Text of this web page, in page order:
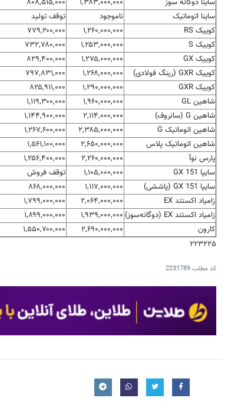
ساینا اتوماتیک
ناموجود توقف تولید
کوییک RS
۱,۲۶۰,۰۰۰,۰۰۰ ۷۷۹,۲۰۰,۰۰۰
کوییک S
۱,۲۵۳,۰۰۰,۰۰۰ ۷۳۲,۷۸۰,۰۰۰
کوییک GX
۱,۲۷۵,۰۰۰,۰۰۰ ۸۲۹,۴۰۰,۰۰۰
کوییک GXR (رینگ فولادی)
۱,۲۶۸,۰۰۰,۰۰۰ ۷۹۷,۸۳۱,۰۰۰
کوییک GXR
۱,۲۹۰,۰۰۰,۰۰۰ ۸۲۵,۹۱۱,۰۰۰
شاهین GL
۱,۹۶۰,۰۰۰,۰۰۰ ۱,۱۱۹,۳۰۰,۰۰۰
شاهین G (سانروف)
۲,۱۱۴,۰۰۰,۰۰۰ ۱,۱۴۴,۹۰۰,۰۰۰
شاهین اتوماتیک G
۲,۳۸۵,۰۰۰,۰۰۰ ۱,۲۶۷,۶۰۰,۰۰۰
شاهین اتوماتیک پلاس
۲,۶۵۰,۰۰۰,۰۰۰ ۱,۵۶۱,۱۰۰,۰۰۰
پارس نوآ
۲,۲۶۰,۰۰۰,۰۰۰ ۱,۲۵۶,۴۰۰,۰۰۰
سایپا 151 GX
۱,۱۰۵,۰۰۰,۰۰۰ توقف فروش
سایپا 151 GX (پاششی)
۱,۱۱۷,۰۰۰,۰۰۰ ۸۶۸,۰۰۰,۰۰۰
زامیاد اکستند EX
۲,۰۶۴,۰۰۰,۰۰۰ ۱,۷۹۹,۰۰۰,۰۰۰
زامیاد اکستند EX (دوگانه‌سوز)
۱,۹۳۹,۰۰۰,۰۰۰ ۱,۸۹۹,۰۰۰,۰۰۰
کارون
۲,۶۹۰,۰۰۰,۰۰۰ ۱,۵۵۰,۷۰۰,۰۰۰
۲۲۳۲۲۵
کد مطلب2231789